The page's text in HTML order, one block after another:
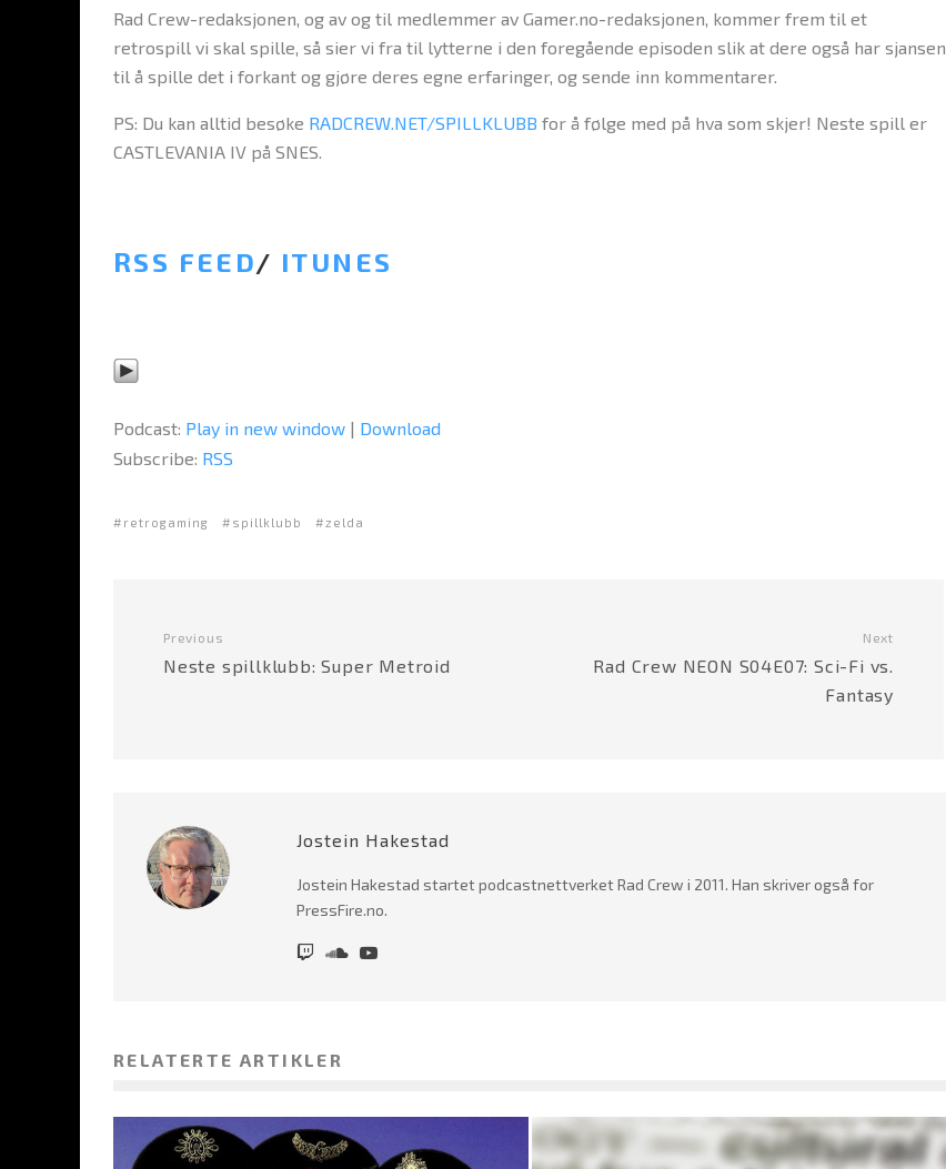
Rad Crew-redaksjonen, og av og til medlemmer av Gamer.no-redaksjonen, kommer frem til et
retrospill vi skal spille, så sier vi fra til lytterne i den foregående episoden slik at dere også har sjansen
til å spille det i forkant og gjøre deres egne erfaringer, og sende inn kommentarer.
PS: Du kan alltid besøke RADCREW.NET/SPILLKLUBB for å følge med på hva som skjer! Neste spill er
CASTLEVANIA IV på SNES.
RSS FEED/ ITUNES
Podcast: Play in new window | Download
Subscribe: RSS
retrogaming spillklubb zelda
Previous
Neste spillklubb: Super Metroid
Next
Rad Crew NEON S04E07: Sci-Fi vs.
Fantasy
Jostein Hakestad
Jostein Hakestad startet podcastnettverket Rad Crew i 2011. Han skriver også for
PressFire.no.
RELATERTE ARTIKLER